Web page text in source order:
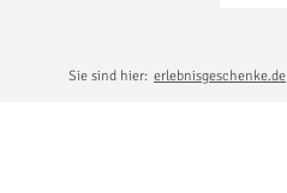
Sie sind hier: erlebnisgeschenke.de